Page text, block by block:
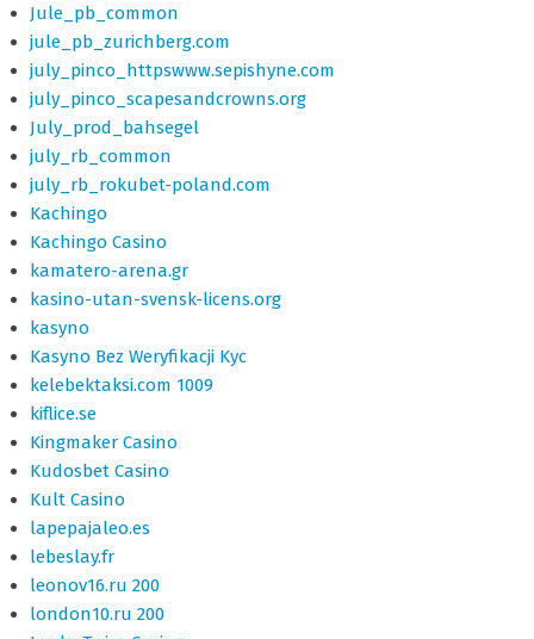
Jule_pb_common
jule_pb_zurichberg.com
july_pinco_httpswww.sepishyne.com
july_pinco_scapesandcrowns.org
July_prod_bahsegel
july_rb_common
july_rb_rokubet-poland.com
Kachingo
Kachingo Casino
kamatero-arena.gr
kasino-utan-svensk-licens.org
kasyno
Kasyno Bez Weryfikacji Kyc
kelebektaksi.com 1009
kiflice.se
Kingmaker Casino
Kudosbet Casino
Kult Casino
lapepajaleo.es
lebeslay.fr
leonov16.ru 200
london10.ru 200